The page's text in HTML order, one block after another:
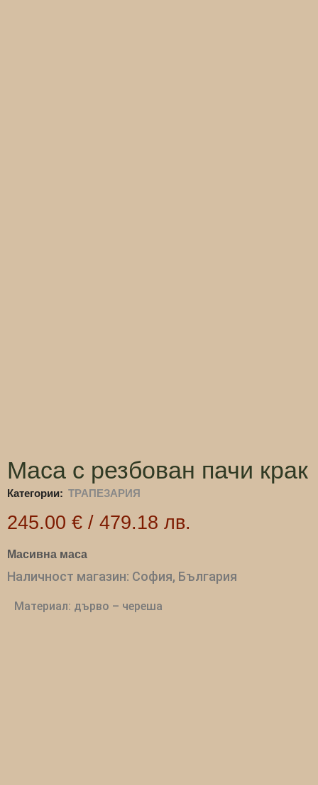
Маса с резбован пачи крак
Категории: ТРАПЕЗАРИЯ
245.00 € / 479.18 лв.
Масивна маса
Наличност магазин: София, България
Материал: дърво – череша